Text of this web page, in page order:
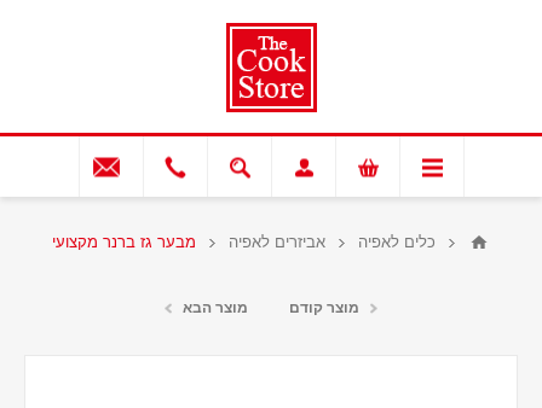
כלים לאפיה אביזרים לאפיה מבער גז ברנר מקצועי
מוצר קודם מוצר הבא